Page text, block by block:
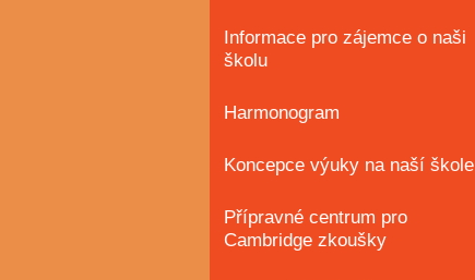
Informace pro zájemce o naši
školu
Harmonogram
Koncepce výuky na naší škole
Přípravné centrum pro
Cambridge zkoušky